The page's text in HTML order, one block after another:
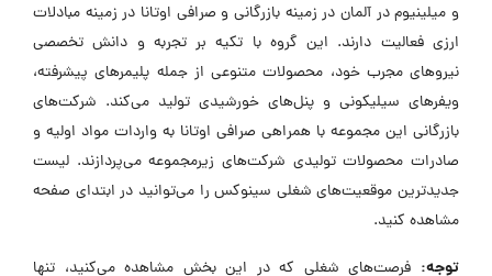
و میلینیوم در آلمان در زمینه بازرگانی و صرافی اوتانا در زمینه مبادلات
ارزی فعالیت دارند. این گروه با تکیه بر تجربه و دانش تخصصی
نیروهای مجرب خود، محصولات متنوعی از جمله پلیمرهای پیشرفته،
ویفرهای سیلیکونی و پنل‌های خورشیدی تولید می‌کند. شرکت‌های
بازرگانی این مجموعه با همراهی صرافی اوتانا به واردات مواد اولیه و
صادرات محصولات تولیدی شرکت‌های زیرمجموعه می‌پردازند. لیست
جدیدترین موقعیت‌های شغلی سینوکس را می‌توانید در ابتدای صفحه
مشاهده کنید.
توجه: فرصت‌های شغلی که در این بخش مشاهده می‌کنید، تنها